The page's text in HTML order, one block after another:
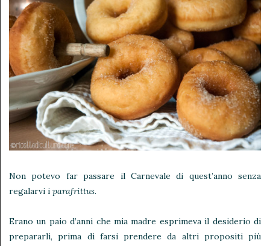
Non potevo far passare il Carnevale di quest’anno senza
regalarvi i parafrittus.
Erano un paio d’anni che mia madre esprimeva il desiderio di
prepararli, prima di farsi prendere da altri propositi più